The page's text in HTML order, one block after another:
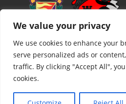
We value your privacy
We use cookies to enhance your
serve personalized ads or
traffic. By clicking "Accept All",
cookies.
León. Todos los derechos reservados.